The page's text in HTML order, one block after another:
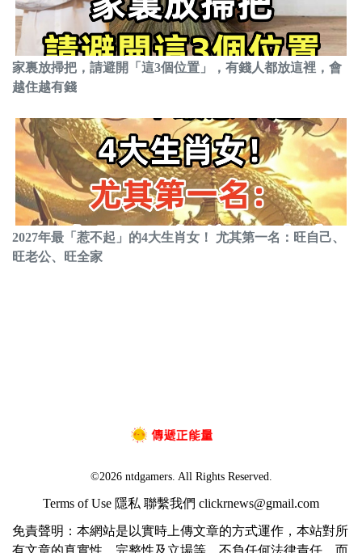
家裏放掃把，請避開「這3個位置」，有錢人都放這裡，會
越住越有錢
2027年最「惹不起」的4大生肖女！ 尤其第一名：旺自己、
旺老公、旺全家
©2026 ntdgamers. All Rights Reserved.
Terms of Use 隱私 聯繫我們 clickrnews@gmail.com
免責聲明：本網站是以實時上傳文章的方式運作，本站對所
有文章的真實性、完整性及立場等，不負任何法律責任。而